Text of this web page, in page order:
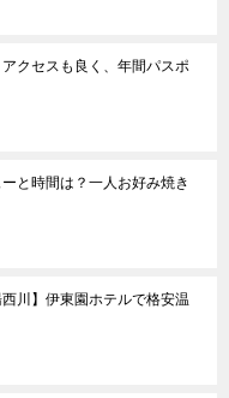
クセスも良く、年間パスポ
と時間は？一人お好み焼き
川】伊東園ホテルで格安温